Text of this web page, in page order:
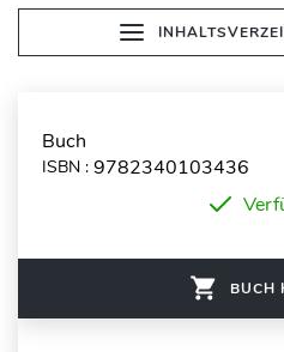
Buch
ISBN : 9782340103436
BUCH